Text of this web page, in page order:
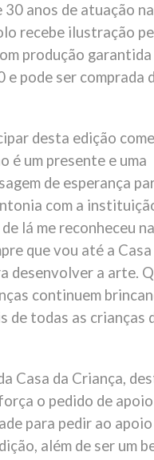
anos de atuação
recebe ilustração
produção
e pode ser
desta edição
é um presente e uma
de esperança
com a
lá me reconheceu
que vou até a
desenvolver a arte.
continuem
de todas as
Casa da Criança,
o pedido de
para pedir ao
além de ser um